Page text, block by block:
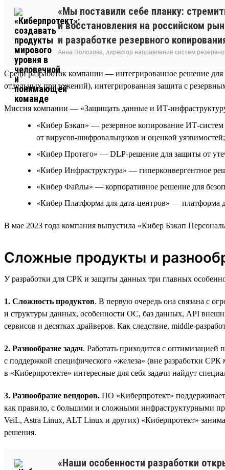
«Мы поставили себе планку:
и восстановления на российском
и разработке резервного
Анна Полозова, директор направления систем
Среди разработок компании — интегрированное решение
отдельных приложений), интегрированная защита с
Миссия компании — «Защищать данные и ИТ-
«Кибер Бэкап» — резервное копирование ИТ-
от вирусов-шифровальщиков и оценкой уязвимостей;
«Кибер Протего» — DLP-решение для защиты от
«Кибер Инфраструктура» — гиперконвергентное
«Кибер Файлы» — корпоративное решение для
«Кибер Платформа для дата-центров» — платформа
В мае 2023 года компания выпустила «Кибер Бэкап
Сложные продукты и
У разработки для СРК и защиты данных три главных
1. Сложность продуктов. В первую очередь она связана с
и структуры данных, особенности ОС, баз данных, API
сервисов и десятках драйверов. Как следствие, middle-
2. Разнообразие задач. Работать приходится с
с поддержкой специфического «железа» (вне разработки
в «Киберпротекте» интересные для себя задачи найдут
3. Разнообразие вендоров. ПО «Киберпротект»
как правило, с большими и сложными инфраструктурными
VeiL, Astra Linux, ALT Linux и других) «Киберпротект»
решения.
«Наши особенности разработки